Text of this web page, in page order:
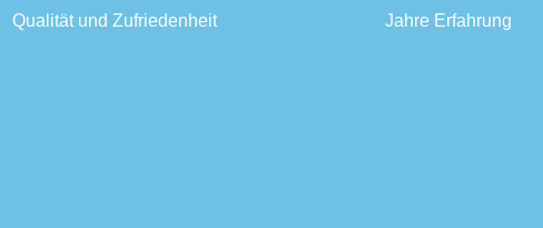
Qualität und Zufriedenheit Jahre Erfahrung